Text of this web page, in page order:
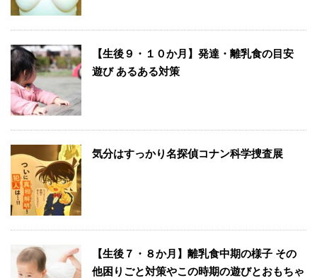
【生後９・１０か月】発達・離乳食の目安
遊び あるある対策
気分はすっかり名探偵コナン科学捜査展
【生後７・８か月】離乳食中期の様子 その
他困りごと対策やこの時期の遊びとおもちゃ